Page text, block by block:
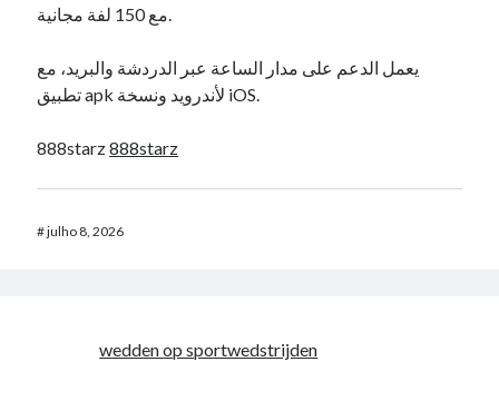
مع 150 لفة مجانية.
يعمل الدعم على مدار الساعة عبر الدردشة والبريد، مع
تطبيق apk لأندرويد ونسخة iOS.
888starz888starz
#julho 8, 2026
wedden op sportwedstrijden